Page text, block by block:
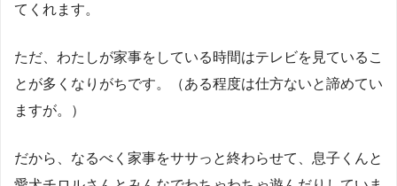
てくれます。
ただ、わたしが家事をしている時間はテレビを見ているこ
とが多くなりがちです。（ある程度は仕方ないと諦めてい
ますが。）
だから、なるべく家事をササっと終わらせて、息子くんと